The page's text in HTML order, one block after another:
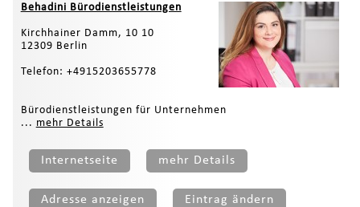
Behadini Bürodienstleistungen
Kirchhainer Damm, 10 10
12309 Berlin
Telefon: +4915203655778
Bürodienstleistungen für Unternehmen
... mehr Details
Internetseite mehr Details
Adresse anzeigen Eintrag ändern